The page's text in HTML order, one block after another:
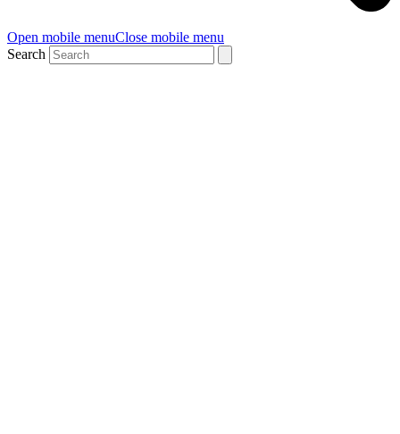
Open mobile menuClose mobile menu
Search